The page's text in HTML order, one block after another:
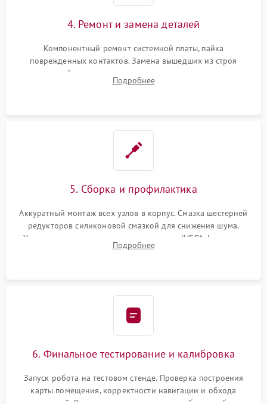
4. Ремонт и замена деталей
Компонентный ремонт системной платы, пайка
поврежденных контактов. Замена вышедших из строя
двигателей, изношенного аккумулятора, неисправного
лидара или помпы подачи воды. Восстановление шлейфов и
Подробнее
5. Сборка и профилактика
Аккуратный монтаж всех узлов в корпус. Смазка шестерней
редукторов силиконовой смазкой для снижения шума.
Установка новых расходных материалов (HEPA-фильтров,
микрофибры, щеток). Надежная фиксация разъемов и
Подробнее
6. Финальное тестирование и калибровка
Запуск робота на тестовом стенде. Проверка построения
карты помещения, корректности навигации и обхода